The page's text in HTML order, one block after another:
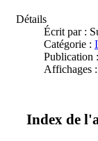
Détails
Écrit par :
Catégorie :
Publication
Affichages
Index de